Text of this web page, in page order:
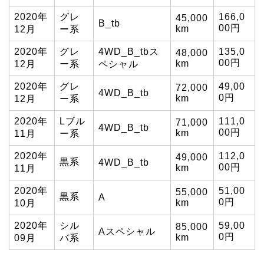
2020年
12月
グレ
ー系
B_tb
45,000
km
166,0
00円
2020年
12月
グレ
ー系
4WD_B_tbス
ペシャル
48,000
km
135,0
00円
2020年
12月
グレ
ー系
4WD_B_tb
72,000
km
49,00
0円
2020年
11月
Lブル
ー系
4WD_B_tb
71,000
km
111,0
00円
2020年
11月
黒系 4WD_B_tb
49,000
km
112,0
00円
2020年
10月
黒系 A
55,000
km
51,00
0円
2020年
09月
シル
バ系
Aスペシャル
85,000
km
59,00
0円